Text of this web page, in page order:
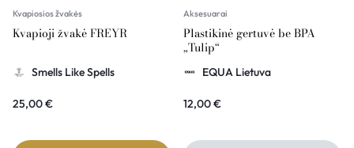
Kvapiosios žvakės
Kvapioji žvakė FREYR
Smells Like Spells
25,00€
Aksesuarai
Plastikinė gertuvė be BPA
„Tulip“
EQUA Lietuva
12,00€